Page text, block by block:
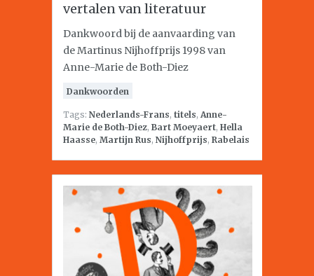
vertalen van literatuur
Dankwoord bij de aanvaarding van
de Martinus Nijhoffprijs 1998 van
Anne-Marie de Both-Diez
Dankwoorden
Tags: Nederlands-Frans, titels, Anne-
Marie de Both-Diez, Bart Moeyaert, Hella
Haasse, Martijn Rus, Nijhoffprijs, Rabelais